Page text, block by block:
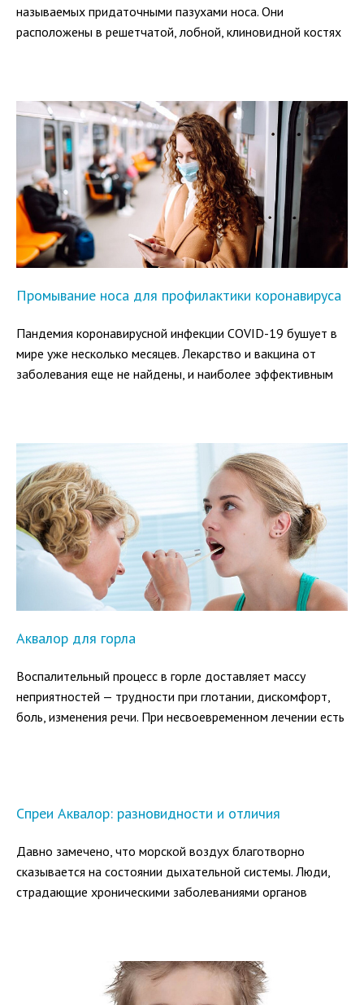
называемых придаточными пазухами носа. Они
расположены в решетчатой, лобной, клиновидной костях
Промывание носа для профилактики коронавируса
Пандемия коронавирусной инфекции COVID-19 бушует в
мире уже несколько месяцев. Лекарство и вакцина от
заболевания еще не найдены, и наиболее эффективным
COVID-19.
Аквалор для горла
Воспалительный процесс в горле доставляет массу
неприятностей — трудности при глотании, дискомфорт,
боль, изменения речи. При несвоевременном лечении есть
Спреи Аквалор: разновидности и отличия
Давно замечено, что морской воздух благотворно
сказывается на состоянии дыхательной системы. Люди,
страдающие хроническими заболеваниями органов